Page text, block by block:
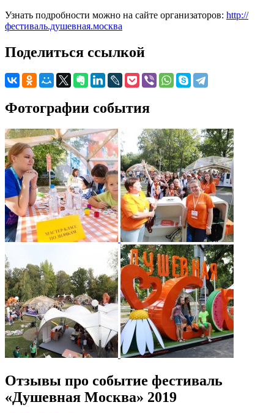
Узнать подробности можно на сайте организаторов: http://
фестиваль.душевная.москва
Поделиться ссылкой
Фотографии события
Отзывы про событие фестиваль
«Душевная Москва» 2019